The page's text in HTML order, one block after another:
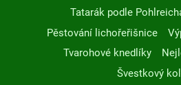
Tatarák podle
Pěstování lichořeřišnice
Tvarohové knedlíky
Švestkový